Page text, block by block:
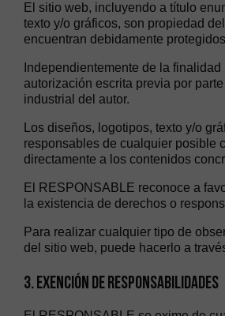
El sitio web, incluyendo a título
texto y/o gráficos, son propiedad
encuentran debidamente
Independientemente de la
autorización escrita previa por
industrial del autor.
Los diseños, logotipos, texto y/o
responsables de cualquier posible
directamente a los contenidos
El RESPONSABLE reconoce a
la existencia de derechos o
Para realizar cualquier tipo de
del sitio web, puede hacerlo a
3. EXENCIÓN DE RESPONSABILIDADES